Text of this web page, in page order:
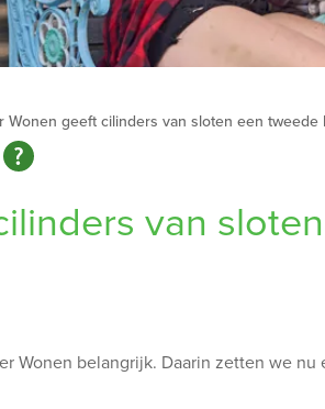
Wonen geeft cilinders van sloten een tweede
van
Wonen belangrijk. Daarin zetten we nu